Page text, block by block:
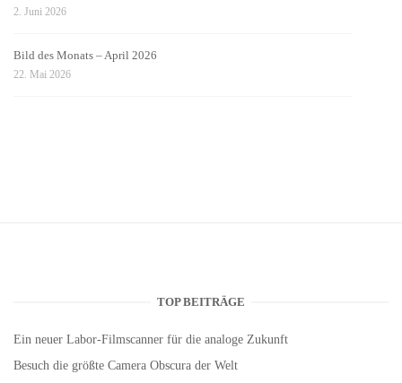
2. Juni 2026
Bild des Monats – April 2026
22. Mai 2026
TOP BEITRÄGE
Ein neuer Labor-Filmscanner für die analoge Zukunft
Besuch die größte Camera Obscura der Welt